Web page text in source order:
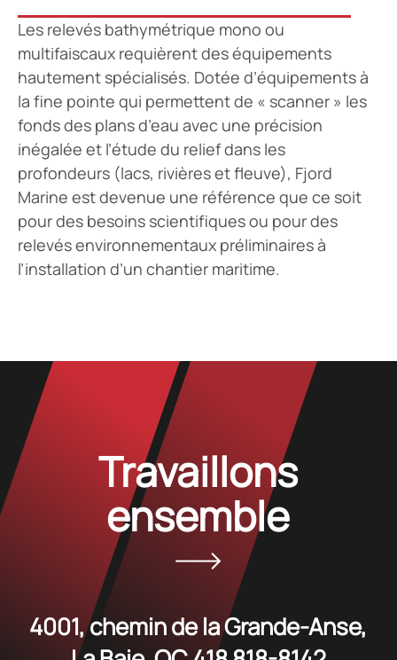
Les relevés bathymétrique mono ou
multifaiscaux requièrent des équipements
hautement spécialisés. Dotée d’équipements à
la fine pointe qui permettent de « scanner » les
fonds des plans d’eau avec une précision
inégalée et l’étude du relief dans les
profondeurs (lacs, rivières et fleuve), Fjord
Marine est devenue une référence que ce soit
pour des besoins scientifiques ou pour des
relevés environnementaux préliminaires à
l’installation d’un chantier maritime.
Travaillons
ensemble
4001, chemin de la Grande-Anse,